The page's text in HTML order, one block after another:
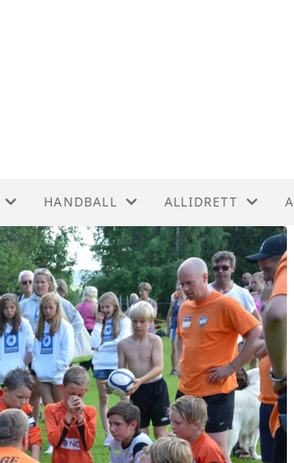
SMN ARENA EGGE STADION
HANDBALL
TRENINGSTIDER
STYRET
ALLIDRETT
ALLIDRETT
FORSLAG TIL LEKER